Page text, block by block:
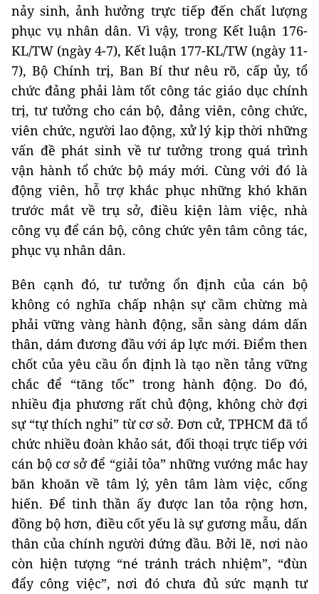
nảy sinh, ảnh hưởng trực tiếp đến chất lượng
phục vụ nhân dân. Vì vậy, trong Kết luận 176-
KL/TW (ngày 4-7), Kết luận 177-KL/TW (ngày 11-
7), Bộ Chính trị, Ban Bí thư nêu rõ, cấp ủy, tổ
chức đảng phải làm tốt công tác giáo dục chính
trị, tư tưởng cho cán bộ, đảng viên, công chức,
viên chức, người lao động, xử lý kịp thời những
vấn đề phát sinh về tư tưởng trong quá trình
vận hành tổ chức bộ máy mới. Cùng với đó là
động viên, hỗ trợ khắc phục những khó khăn
trước mắt về trụ sở, điều kiện làm việc, nhà
công vụ để cán bộ, công chức yên tâm công tác,
phục vụ nhân dân.
Bên cạnh đó, tư tưởng ổn định của cán bộ
không có nghĩa chấp nhận sự cầm chừng mà
phải vững vàng hành động, sẵn sàng dám dấn
thân, dám đương đầu với áp lực mới. Điểm then
chốt của yêu cầu ổn định là tạo nền tảng vững
chắc để “tăng tốc” trong hành động. Do đó,
nhiều địa phương rất chủ động, không chờ đợi
sự “tự thích nghi” từ cơ sở. Đơn cử, TPHCM đã tổ
chức nhiều đoàn khảo sát, đối thoại trực tiếp với
cán bộ cơ sở để “giải tỏa” những vướng mắc hay
băn khoăn về tâm lý, yên tâm làm việc, cống
hiến. Để tinh thần ấy được lan tỏa rộng hơn,
đồng bộ hơn, điều cốt yếu là sự gương mẫu, dấn
thân của chính người đứng đầu. Bởi lẽ, nơi nào
còn hiện tượng “né tránh trách nhiệm”, “đùn
đẩy công việc”, nơi đó chưa đủ sức mạnh tư